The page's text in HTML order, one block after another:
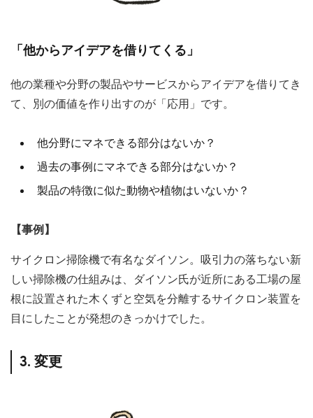
「他からアイデアを借りてくる」
他の業種や分野の製品やサービスからアイデアを借りてき
て、別の価値を作り出すのが「応用」です。
他分野にマネできる部分はないか？
過去の事例にマネできる部分はないか？
製品の特徴に似た動物や植物はいないか？
【事例】
サイクロン掃除機で有名なダイソン。吸引力の落ちない新
しい掃除機の仕組みは、ダイソン氏が近所にある工場の屋
根に設置された木くずと空気を分離するサイクロン装置を
目にしたことが発想のきっかけでした。
3. 変更